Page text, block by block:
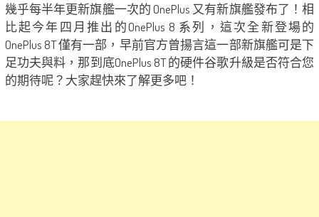
幾乎每半年更新旗艦一次的 OnePlus 又有新旗艦發布了！相
比起今年四月推出的OnePlus 8 系列，這次全新登場的
OnePlus 8T 僅有一部，早前官方曾揚言這一部新旗艦可是下
足功夫與料，那到底OnePlus 8T 的硬件谷歌升級是否符合您
的期待呢？大家趕快來了解更多吧！